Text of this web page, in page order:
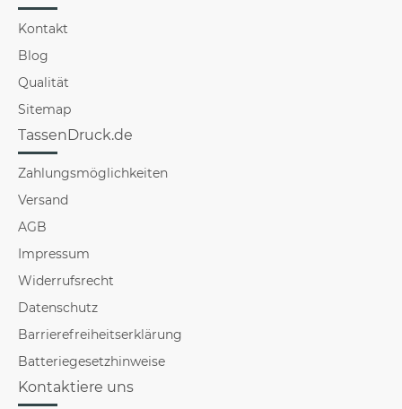
Kontakt
Blog
Qualität
Sitemap
TassenDruck.de
Zahlungsmöglichkeiten
Versand
AGB
Impressum
Widerrufsrecht
Datenschutz
Barrierefreiheitserklärung
Batteriegesetzhinweise
Kontaktiere uns